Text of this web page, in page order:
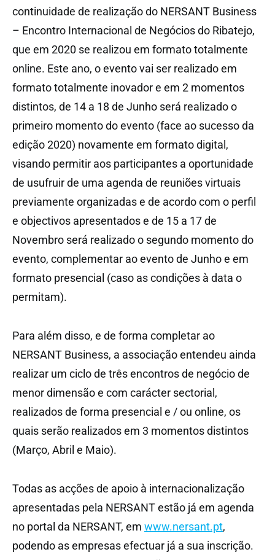
continuidade de realização do NERSANT Business
– Encontro Internacional de Negócios do Ribatejo,
que em 2020 se realizou em formato totalmente
online. Este ano, o evento vai ser realizado em
formato totalmente inovador e em 2 momentos
distintos, de 14 a 18 de Junho será realizado o
primeiro momento do evento (face ao sucesso da
edição 2020) novamente em formato digital,
visando permitir aos participantes a oportunidade
de usufruir de uma agenda de reuniões virtuais
previamente organizadas e de acordo com o perfil
e objectivos apresentados e de 15 a 17 de
Novembro será realizado o segundo momento do
evento, complementar ao evento de Junho e em
formato presencial (caso as condições à data o
permitam).
Para além disso, e de forma completar ao
NERSANT Business, a associação entendeu ainda
realizar um ciclo de três encontros de negócio de
menor dimensão e com carácter sectorial,
realizados de forma presencial e / ou online, os
quais serão realizados em 3 momentos distintos
(Março, Abril e Maio).
Todas as acções de apoio à internacionalização
apresentadas pela NERSANT estão já em agenda
no portal da NERSANT, em www.nersant.pt,
podendo as empresas efectuar já a sua inscrição.